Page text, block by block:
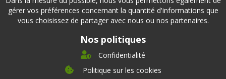
gérer vos préférences concernant la quantité d'informations que
vous choisissez de partager avec nous ou nos partenaires.
Nos politiques
Confidentialité
Politique sur les cookies